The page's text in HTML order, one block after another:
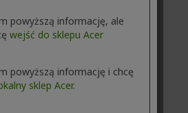
powyższą informację, ale
wejść do sklepu Acer
powyższą informację i chcę
sklep Acer.